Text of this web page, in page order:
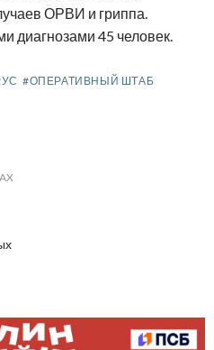
ОРВИ и гриппа.
диагнозами 45 человек.
#ОПЕРАТИВНЫЙ ШТАБ